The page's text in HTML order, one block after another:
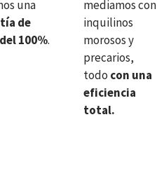
una
de
100%.
mediamos con
inquilinos
morosos y
precarios,
todo con una
eficiencia
total.